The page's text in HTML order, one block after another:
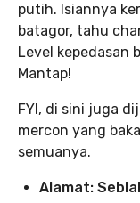
putih. Isiannya
batagor, tahu
Level kepedasan
Mantap!
FYI, di sini juga
mercon yang
semuanya.
Alamat: